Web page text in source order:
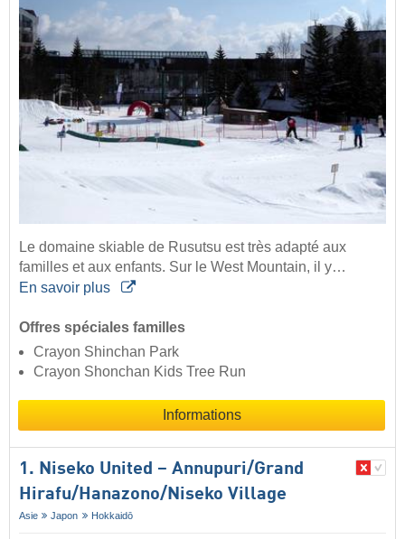
Le domaine skiable de Rusutsu est très adapté aux
familles et aux enfants. Sur le West Mountain, il y…
En savoir plus
Offres spéciales familles
Crayon Shinchan Park
Crayon Shonchan Kids Tree Run
Informations
1. Niseko United – Annupuri/​Grand
Hirafu/​Hanazono/​Niseko Village
Asie Japon Hokkaidō